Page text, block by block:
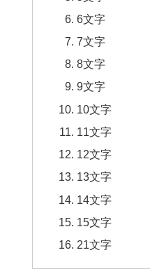
6文字
7文字
8文字
9文字
10文字
11文字
12文字
13文字
14文字
15文字
21文字